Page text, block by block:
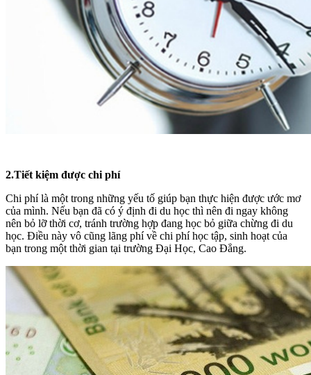
2.Tiết kiệm được chi phí
Chi phí là một trong những yếu tố giúp bạn thực hiện được ước mơ
của mình. Nếu bạn đã có ý định đi du học thì nên đi ngay không
nên bỏ lỡ thời cơ, tránh trường hợp đang học bỏ giữa chừng đi du
học. Điều này vô cũng lãng phí về chi phí học tập, sinh hoạt của
bạn trong một thời gian tại trường Đại Học, Cao Đẳng.